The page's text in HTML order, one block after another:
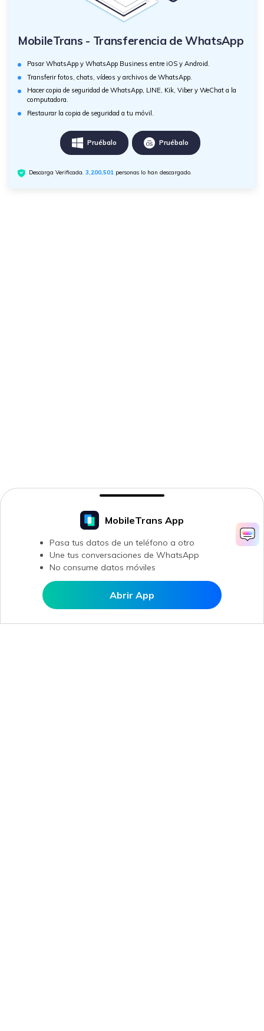
Abrir en MobileTrans
MobileTrans App
Pasa tus datos de un teléfono a otro
Une tus conversaciones de WhatsApp
No consume datos móviles
Abrir App
MobileTrans - Transferencia de WhatsApp
Pasar WhatsApp y WhatsApp Business entre iOS y Android.
Transferir fotos, chats, vídeos y archivos de WhatsApp.
Hacer copia de seguridad de WhatsApp, LINE, Kik, Viber y WeChat a la
computadora.
Restaurar la copia de seguridad a tu móvil.
Pruébalo Pruébalo
Descarga Verificada.3,200,501 personas lo han descargado.